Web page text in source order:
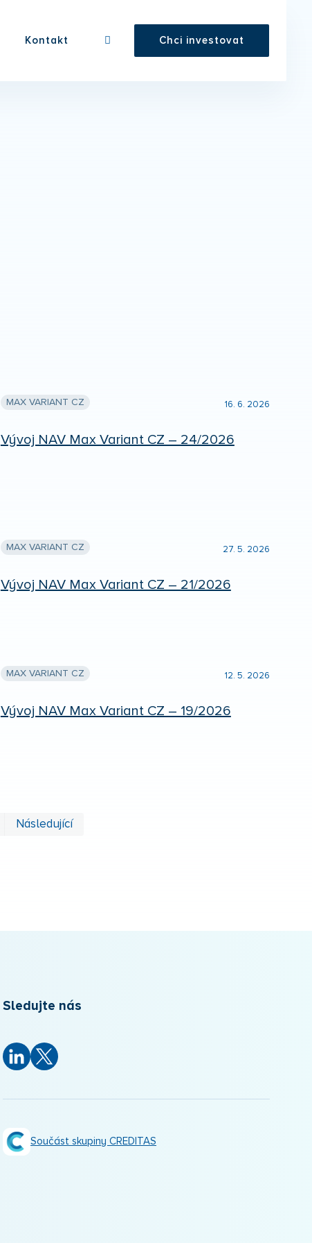
Kontakt Chci investovat
MAX VARIANT CZ 16. 6. 2026
Vývoj NAV Max Variant CZ – 24/2026
MAX VARIANT CZ 27. 5. 2026
Vývoj NAV Max Variant CZ – 21/2026
MAX VARIANT CZ 12. 5. 2026
Vývoj NAV Max Variant CZ – 19/2026
Následující
Sledujte nás
Součást skupiny CREDITAS